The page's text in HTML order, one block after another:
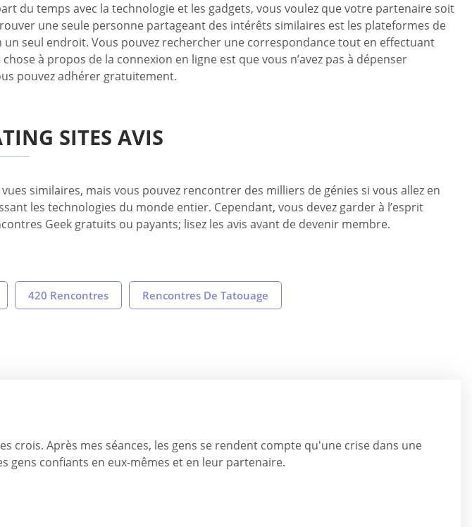
du temps avec la technologie et les gadgets, vous voulez que votre partenaire soit
une seule personne partageant des intérêts similaires est les plateformes de
seul endroit. Vous pouvez rechercher une correspondance tout en effectuant
à propos de la connexion en ligne est que vous n’avez pas à dépenser
pouvez adhérer gratuitement.
SITES AVIS
similaires, mais vous pouvez rencontrer des milliers de génies si vous allez en
les technologies du monde entier. Cependant, vous devez garder à l’esprit
Geek gratuits ou payants; lisez les avis avant de devenir membre.
420 Rencontres Rencontres De Tatouage
crois. Après mes séances, les gens se rendent compte qu'une crise dans une
gens confiants en eux-mêmes et en leur partenaire.